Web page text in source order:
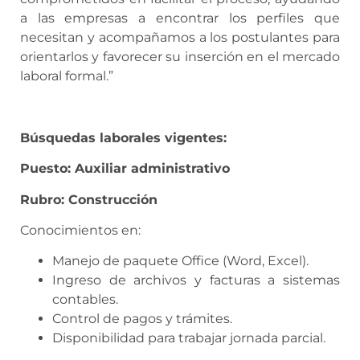
a las empresas a encontrar los perfiles que
necesitan y acompañamos a los postulantes para
orientarlos y favorecer su inserción en el mercado
laboral formal.”
Búsquedas laborales vigentes:
Puesto: Auxiliar administrativo
Rubro: Construcción
Conocimientos en:
Manejo de paquete Office (Word, Excel).
Ingreso de archivos y facturas a sistemas
contables.
Control de pagos y trámites.
Disponibilidad para trabajar jornada parcial.